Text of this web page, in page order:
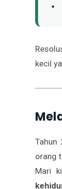
kecil
Tahun
orang
Mari